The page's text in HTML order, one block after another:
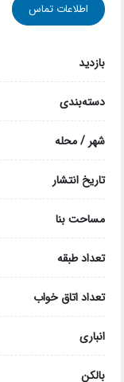
اطلاعات تماس
بازدید
دسته‌بندی
شهر / محله
تاریخ انتشار
مساحت بنا
تعداد طبقه
تعداد اتاق خواب
انباری
بالکن